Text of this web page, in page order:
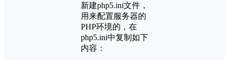
新建php5.ini文件，
用来配置服务器的
PHP环境的，在
php5.ini中复制如下
内容：